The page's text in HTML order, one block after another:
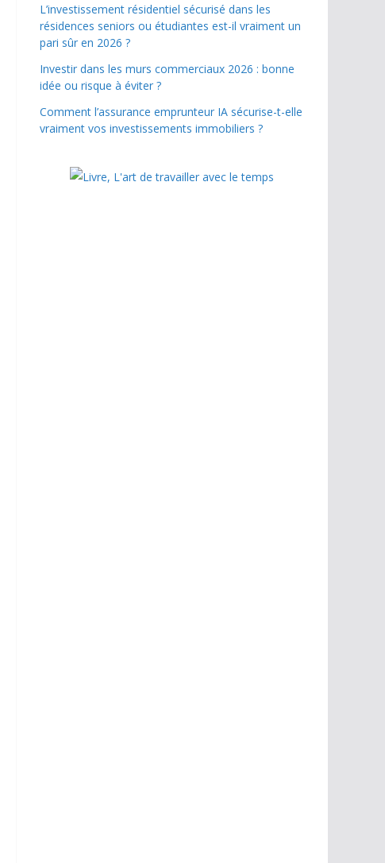
L’investissement résidentiel sécurisé dans les
résidences seniors ou étudiantes est-il vraiment un
pari sûr en 2026 ?
Investir dans les murs commerciaux 2026 : bonne
idée ou risque à éviter ?
Comment l’assurance emprunteur IA sécurise-t-elle
vraiment vos investissements immobiliers ?